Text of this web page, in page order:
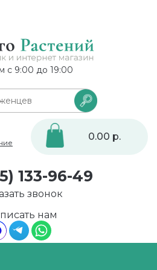
нам
с 9:00 до 19:00
0.00 р.
133-96-49
звонок